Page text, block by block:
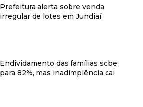
Prefeitura alerta sobre venda
irregular de lotes em Jundiaí
Endividamento das famílias sobe
para 82%, mas inadimplência cai